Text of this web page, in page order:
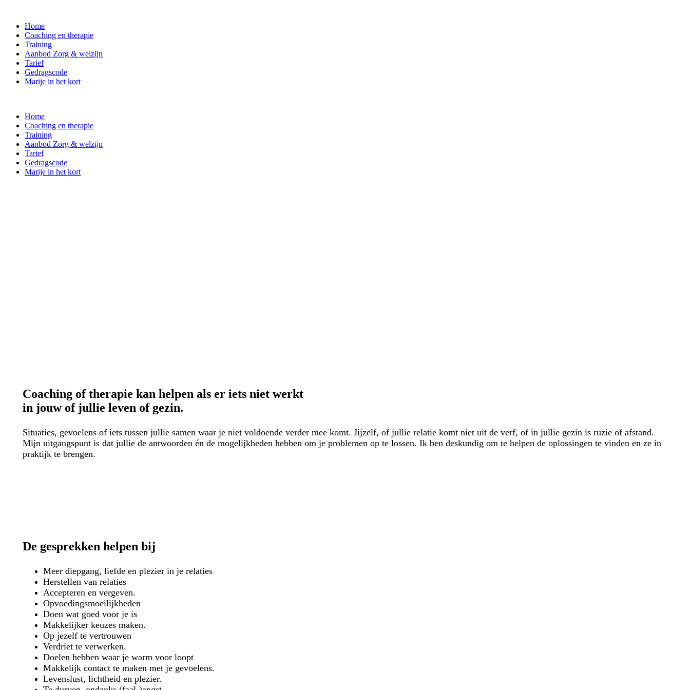
Home
Coaching en therapie
Training
Aanbod Zorg & welzijn
Tarief
Gedragscode
Marije in het kort
Home
Coaching en therapie
Training
Aanbod Zorg & welzijn
Tarief
Gedragscode
Marije in het kort
Coaching of therapie kan helpen als er iets niet werkt
in jouw of jullie leven of gezin.
Situaties, gevoelens of iets tussen jullie samen waar je niet voldoende verder mee komt. Jijzelf, of jullie relatie komt niet uit de verf, of in jullie gezin is ruzie of afstand.
Mijn uitgangspunt is dat jullie de antwoorden én de mogelijkheden hebben om je problemen op te lossen. Ik ben deskundig om te helpen de oplossingen te vinden en ze in
praktijk te brengen.
De gesprekken helpen bij
Meer diepgang, liefde en plezier in je relaties
Herstellen van relaties
Accepteren en vergeven.
Opvoedingsmoeilijkheden
Doen wat goed voor je is
Makkelijker keuzes maken.
Op jezelf te vertrouwen
Verdriet te verwerken.
Doelen hebben waar je warm voor loopt
Makkelijk contact te maken met je gevoelens.
Levenslust, lichtheid en plezier.